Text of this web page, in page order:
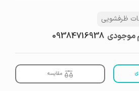
ظرفشویی
موجودی 09384716938
مقایسه